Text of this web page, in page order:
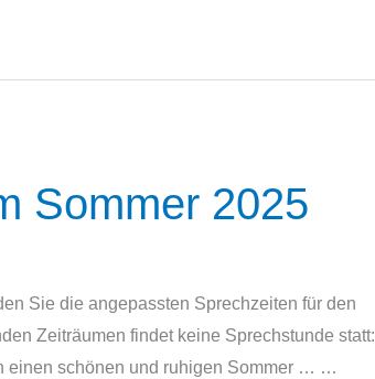
Sommer 2025
Sie die angepassten Sprechzeiten für den
Zeiträumen findet keine Sprechstunde statt:
einen schönen und ruhigen Sommer … …